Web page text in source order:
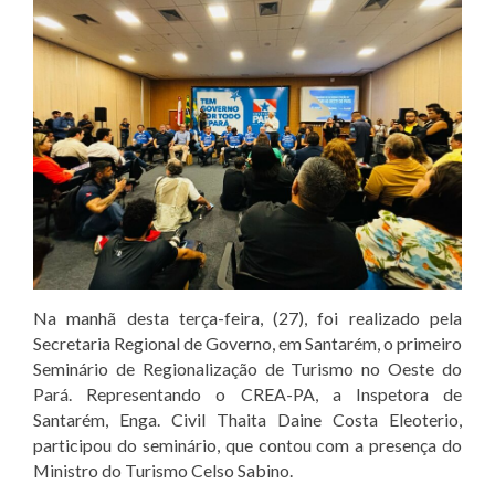
Na manhã desta terça-feira, (27), foi realizado pela
Secretaria Regional de Governo, em Santarém, o primeiro
Seminário de Regionalização de Turismo no Oeste do
Pará. Representando o CREA-PA, a Inspetora de
Santarém, Enga. Civil Thaita Daine Costa Eleoterio,
participou do seminário, que contou com a presença do
Ministro do Turismo Celso Sabino.